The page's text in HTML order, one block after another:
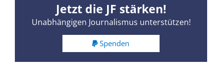
Jetzt die JF stärken!
Unabhängigen Journalismus unterstützen!
Spenden